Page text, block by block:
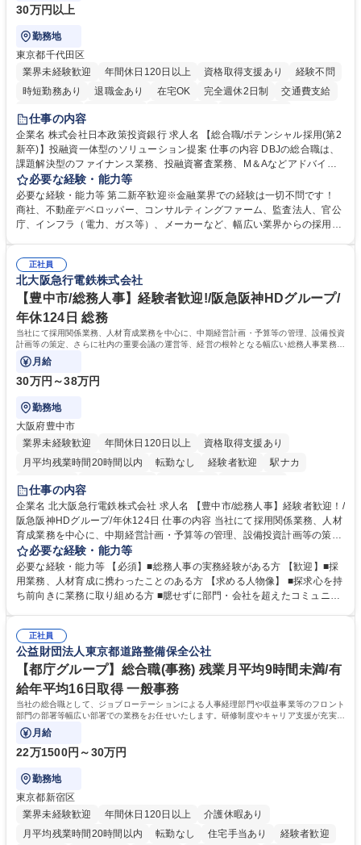
30万円以上
勤務地
東京都千代田区
業界未経験歓迎
年間休日120日以上 資格取得支援あり
経験不問
時短勤務あり
退職金あり 在宅OK 完全週休2日制
交通費支給
駅近5分以内
食事補助あり
託児所あり
仕事の内容
企業名 株式会社日本政策投資銀行 求人名 【総合職/ポテンシャル採用(第2
新卒)】投融資一体型のソリューション提案 仕事の内容 DBJの総合職は、
課題解決型のファイナンス業務、投融資審査業務、M＆Aなどアドバイザ
リー業務、地域戦略企画業務など、多様な業務に精通し、複数の専門性を
掛け合わせて広く社会に貢献していく職種です。 入社後は、横断的なロー
テーションを経て適性や専門性に応じたキャリアを形成していただきま
す。総合職として入社いただき、下記いずれかの部門でご活躍いただきま
ート・ナレッジ業務 ※それぞれの業務内容に関しては、別途その他労働条
件備考欄に記載 募集職種 【総合職/ポテンシャル採用(第2新卒)】投融資一
体型のソリューション提案
必要な経験・能力等
必要な経験・能力等 第二新卒歓迎※金融業界での経験は一切不問です！
商社、不動産デベロッパー、コンサルティングファーム、監査法人、官公
庁、インフラ（電力、ガス等）、メーカーなど、幅広い業界からの採用実
く高い志を併せもった人材を求めています。ポテンシャル採用（第2新
卒）では、金融業界での経験や知識を問いません。新たな時代を見据え
て、複雑化する社会課題の解決に向けて先鞭をつける役割を担いたい、と
いう気概をお持ちの方を心待ちにしています。 学歴・資格 学歴：大学院
大学 語学力： 資格：
正社員
北大阪急行電鉄株式会社
【豊中市/総務人事】経験者歓迎!/阪急阪神HDグループ/
年休124日 総務
当社にて採用関係業務、人材育成業務を中心に、中期経営計画・予算等の管理、設備投資
計画等の策定、さらに社内の重要会議の運営等、経営の根幹となる幅広い総務人事業務全
般を担当していただきます。
月給
30万円～38万円
勤務地
大阪府豊中市
業界未経験歓迎
年間休日120日以上
資格取得支援あり
月平均残業時間20時間以内
転勤なし 経験者歓迎
駅ナカ
退職金あり
土日祝休み
服装自由 昼食補助あり 食事補助あり
仕事の内容
企業名 北大阪急行電鉄株式会社 求人名 【豊中市/総務人事】経験者歓迎！/
阪急阪神HDグループ/年休124日 仕事の内容 当社にて採用関係業務、人材
育成業務を中心に、中期経営計画・予算等の管理、設備投資計画等の策
定、さらに社内の重要会議の運営等、経営の根幹となる幅広い総務人事業
務全般を担当していただきます。 【主な業務内容】 ■採用関係業務および
人材育成(社員研修)業務の推進 ■中期経営計画および予算等の管理 ■設備
投資計画等の策定 ■社内の重要会議の運営 ■その他総務人事業務全般 【入
務人事】経験者歓迎！/阪急阪神HDグループ/年休124日
必要な経験・能力等
必要な経験・能力等 【必須】■総務人事の実務経験がある方 【歓迎】■採
用業務、人材育成に携わったことのある方 【求める人物像】 ■探求心を持
ち前向きに業務に取り組める方 ■臆せずに部門・会社を超えたコミュニケ
囲のメンバーと協調しつつ主体性を持って能動的に業務を推進できる方 学
歴・資格 学歴：大学院 大学 高専 短大 専修学校 高校 語学力： 資格：
正社員
公益財団法人東京都道路整備保全公社
【都庁グループ】総合職(事務) 残業月平均9時間未満/有
給年平均16日取得 一般事務
当社の総合職として、ジョブローテーションによる人事経理部門や収益事業等のフロント
部門の部署等幅広い部署での業務をお任せいたします。研修制度やキャリア支援が充実し
ております！ ※下記業務詳細
月給
22万1500円～30万円
勤務地
東京都新宿区
業界未経験歓迎
年間休日120日以上
介護休暇あり
月平均残業時間20時間以内
転勤なし 住宅手当あり
経験者歓迎